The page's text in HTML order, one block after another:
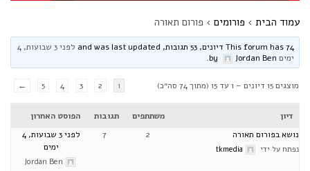
עמוד הבית › פורומים › פורום תאורה
This forum has 74 דיונים, 53 תגובות, and was last updated
לפני 3 שבועות, 4
ימים Jordan Ben
.
מוצגים 15 דיונים – 1 עד 15 (מתוך 74 סה״כ) 1
2
3
4
5
←
דיון משתתפים תגובות
הפוסט האחרון
נושא בפורום תאורה
נפתח על ידי tkmedia
2
7
לפני 3 שבועות, 4
ימים
Jordan Ben